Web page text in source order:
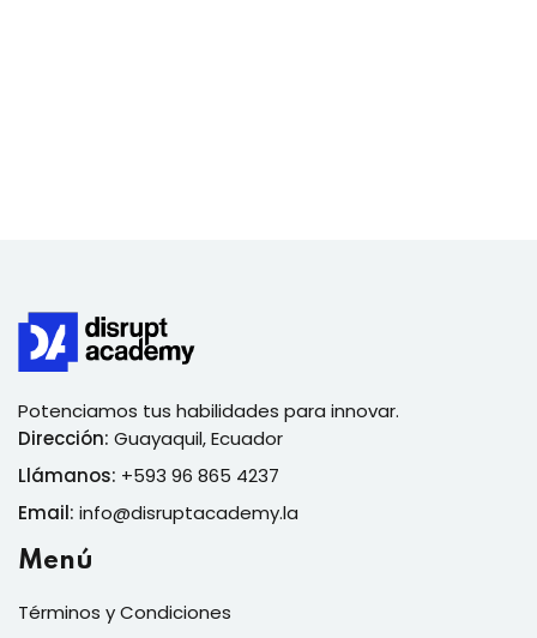
Potenciamos tus habilidades para innovar.
Dirección: Guayaquil, Ecuador
Llámanos: +593 96 865 4237
Email: info@disruptacademy.la
Menú
Términos y Condiciones